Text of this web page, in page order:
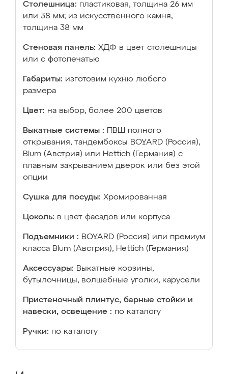
Столешница: пластиковая, толщина 26 мм
или 38 мм; из искусственного камня,
толщина 38 мм
Стеновая панель: ХДФ в цвет столешницы
или с фотопечатью
Габариты: изготовим кухню любого
размера
Цвет: на выбор, более 200 цветов
Выкатные системы :
ПВШ полного
открывания, тандембоксы BOYARD (Россия),
Blum (Австрия) или Hettich (Германия) с
плавным закрыванием дверок или без этой
опции
Сушка для посуды: Хромированная
Цоколь: в цвет фасадов или корпуса
Подъемники : BOYARD (Россия) или премиум
класса Blum (Австрия), Hettich (Германия)
Аксессуары: Выкатные корзины,
бутылочницы, волшебные уголки, карусели
Пристеночный плинтус, барные стойки и
навески, освещение : по каталогу
Ручки: по каталогу